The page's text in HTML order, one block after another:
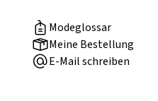
Modeglossar
Meine Bestellung
E-Mail schreiben